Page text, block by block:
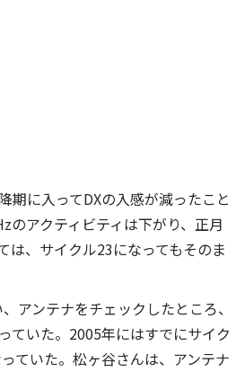
期に入ってDXの入感が減ったこと
のアクティビティは下がり、正月
は、サイクル23になってもそのま
アンテナをチェックしたところ、
ていた。2005年にはすでにサイク
ていた。松ヶ谷さんは、アンテナ